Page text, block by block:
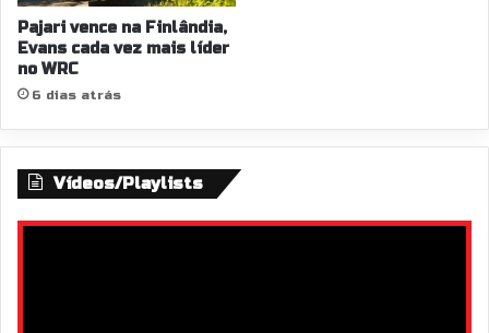
Pajari vence na Finlândia,
Evans cada vez mais líder
no WRC
6 dias atrás
Vídeos/Playlists